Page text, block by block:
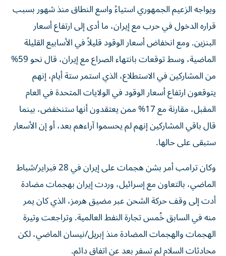
ويواجه الزعيم الجمهوري استياءً واسع النطاق منذ شهور بسبب
قراره الدخول في حرب مع ⁠إيران، ما أدى إلى ارتفاع أسعار
البنزين. ومع انخفاض أسعار الوقود قليلاً في الأسابيع القليلة
الماضية، وسط توقعات بانتهاء الصراع مع إيران، قال نحو 59%
من المشاركين في الاستطلاع، الذي استمر ستة أيام، إنهم
يتوقعون ارتفاع أسعار الوقود في الولايات المتحدة في العام
المقبل، مقارنة مع 17% ممن يعتقدون أنها ستنخفض، بينما
قال باقي المشاركين إنهم لم يحسموا آراءهم بعد، أو إن ​الأسعار
ستبقى على حالها.
وكان ترامب أمر بشن هجمات على إيران في 28 فبراير/شباط
الماضي، بالتعاون مع إسرائيل، وردت إيران بهجمات مضادة
أدت إلى وقف حركة الشحن عبر مضيق هرمز، الذي كان يمر
منه في السابق خُمس تجارة النفط العالمية. وتراجعت وتيرة
الهجمات ⁠والهجمات المضادة منذ إبريل/نيسان الماضي، لكن
محادثات السلام لم تسفر بعد عن اتفاق دائم.